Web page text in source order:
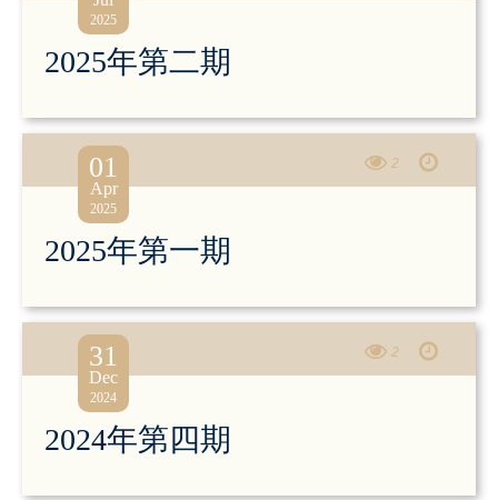
2025年第二期
2025
2
2025年第一期
01
Apr
2025
2
2024年第四期
31
Dec
2024